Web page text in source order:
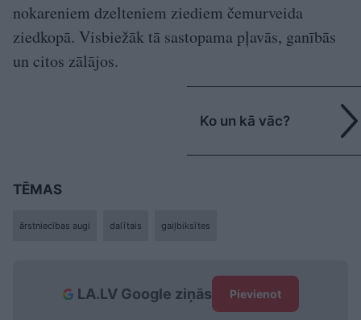
nokareniem dzelteniem ziediem čemurveida
ziedkopā. Visbiežāk tā sastopama pļavās, ganībās
un citos zālājos.
Ko un kā vāc?
TĒMAS
ārstniecības augi dalītais gaiļbiksītes
LA.LV Google ziņās Pievienot